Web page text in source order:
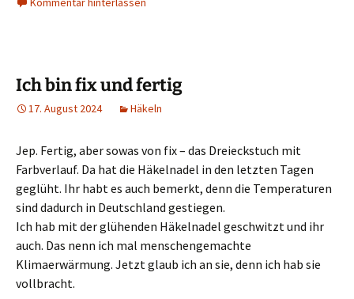
Ich bin fix und fertig
17. August 2024 Häkeln
Jep. Fertig, aber sowas von fix – das Dreieckstuch mit
Farbverlauf. Da hat die Häkelnadel in den letzten Tagen
geglüht. Ihr habt es auch bemerkt, denn die Temperaturen
sind dadurch in Deutschland gestiegen.
Ich hab mit der glühenden Häkelnadel geschwitzt und ihr
auch. Das nenn ich mal menschengemachte
Klimaerwärmung. Jetzt glaub ich an sie, denn ich hab sie
vollbracht.